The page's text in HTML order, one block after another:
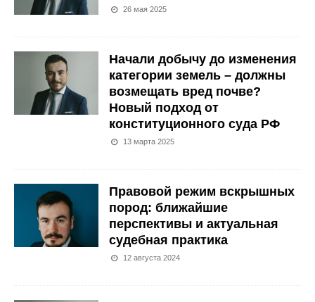
26 мая 2025
Начали добычу до изменения
категории земель – должны
возмещать вред почве?
Новый подход от
конституционного суда РФ
13 марта 2025
Правовой режим вскрышных
пород: ближайшие
перспективы и актуальная
судебная практика
12 августа 2024